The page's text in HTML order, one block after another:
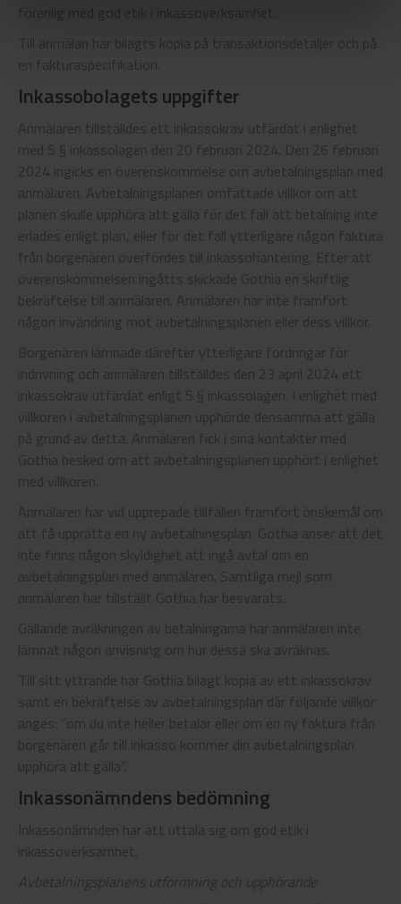
Till anmälan har bilagts kopia på transaktionsdetaljer och på
en fakturaspecifikation.
Inkassobolagets uppgifter
Anmälaren tillställdes ett inkassokrav utfärdat i enlighet
med 5 § inkassolagen den 20 februari 2024. Den 26 februari
2024 ingicks en överenskommelse om avbetalningsplan med
anmälaren. Avbetalningsplanen omfattade villkor om att
planen skulle upphöra att gälla för det fall att betalning inte
erlades enligt plan, eller för det fall ytterligare någon faktura
från borgenären överfördes till inkassohantering. Efter att
överenskommelsen ingåtts skickade Gothia en skriftlig
bekräftelse till anmälaren. Anmälaren har inte framfört
någon invändning mot avbetalningsplanen eller dess villkor.
Borgenären lämnade därefter ytterligare fordringar för
indrivning och anmälaren tillställdes den 23 april 2024 ett
inkassokrav utfärdat enligt 5 § inkassolagen. I enlighet med
villkoren i avbetalningsplanen upphörde densamma att gälla
på grund av detta. Anmälaren fick i sina kontakter med
Gothia besked om att avbetalningsplanen upphört i enlighet
med villkoren.
Anmälaren har vid upprepade tillfällen framfört önskemål om
att få upprätta en ny avbetalningsplan. Gothia anser att det
inte finns någon skyldighet att ingå avtal om en
avbetalningsplan med anmälaren. Samtliga mejl som
anmälaren har tillställt Gothia har besvarats.
Gällande avräkningen av betalningarna har anmälaren inte
lämnat någon anvisning om hur dessa ska avräknas.
Till sitt yttrande har Gothia bilagt kopia av ett inkassokrav
samt en bekräftelse av avbetalningsplan där följande villkor
anges: ”om du inte heller betalar eller om en ny faktura från
borgenären går till inkasso kommer din avbetalningsplan
upphöra att gälla”.
Inkassonämndens bedömning
Inkassonämnden har att uttala sig om god etik i
inkassoverksamhet.
Avbetalningsplanens utformning och upphörande